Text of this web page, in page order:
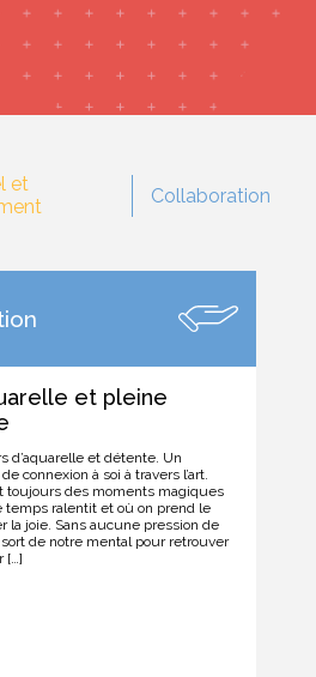
et
Collaboration
et pleine
d’aquarelle et détente. Un
connexion à soi à travers l’art.
toujours des moments magiques
temps ralentit et où on prend le
la joie. Sans aucune pression de
de notre mental pour retrouver
[…]